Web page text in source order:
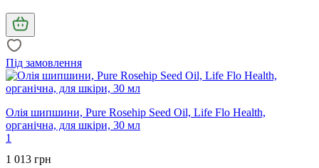
Під замовлення
Олія шипшини, Pure Rosehip Seed Oil, Life Flo Health,
органічна, для шкіри, 30 мл
1
1 013 грн